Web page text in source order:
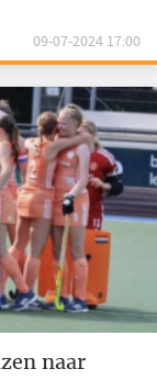
09-07-2024 17:00
naar